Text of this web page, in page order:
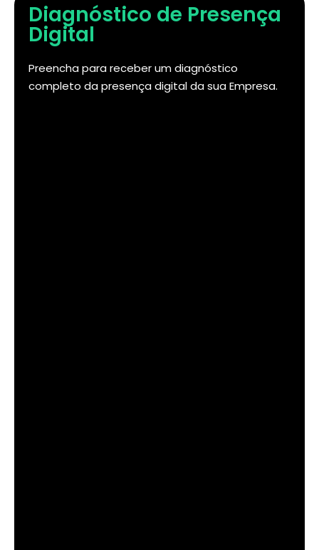
Diagnóstico de Presença
Digital
Preencha para receber um diagnóstico
completo da presença digital da sua Empresa.